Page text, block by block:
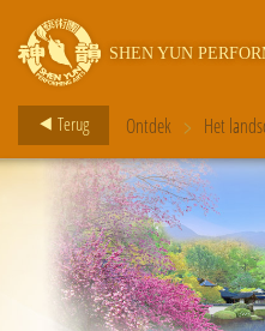
SHEN YUN
Terug Ontdek > Het